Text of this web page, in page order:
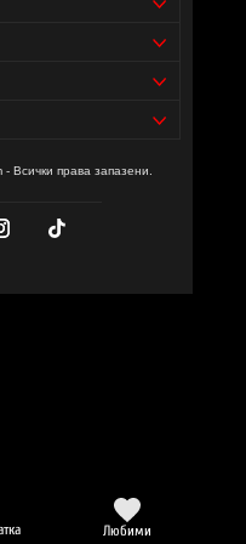
amix-nutrition.com/
Всички права запазени.
Любими